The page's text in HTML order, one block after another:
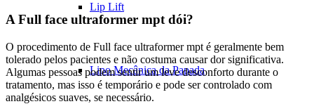
Lip Lift
Lipo Mecânica da Papada
A Full face ultraformer mpt dói?
O procedimento de Full face ultraformer mpt é geralmente bem
tolerado pelos pacientes e não costuma causar dor significativa.
Algumas pessoas podem sentir um leve desconforto durante o
tratamento, mas isso é temporário e pode ser controlado com
analgésicos suaves, se necessário.